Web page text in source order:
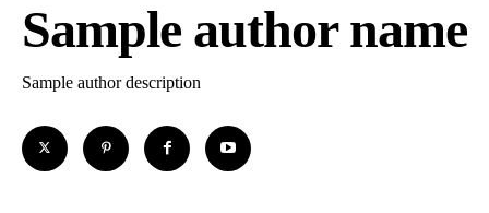
Sample author name
Sample author description